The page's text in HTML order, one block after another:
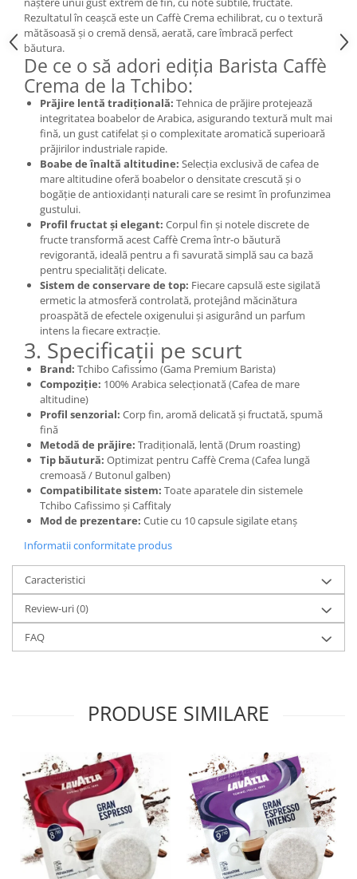
Rezultatul în ceașcă este un Caffè Crema echilibrat, cu o textură
mătăsoasă și o cremă densă, aerată, care îmbracă perfect
băutura.
De ce o să adori ediția Barista Caffè
Crema de la Tchibo:
Prăjire lentă tradițională: Tehnica de prăjire protejează
integritatea boabelor de Arabica, asigurando textură mult mai
fină, un gust catifelat și o complexitate aromatică superioară
prăjirilor industriale rapide.
Boabe de înaltă altitudine: Selecția exclusivă de cafea de
mare altitudine oferă boabelor o densitate crescută și o
bogăție de antioxidanți naturali care se resimt în profunzimea
gustului.
Profil fructat și elegant: Corpul fin și notele discrete de
fructe transformă acest Caffè Crema într-o băutură
revigorantă, ideală pentru a fi savurată simplă sau ca bază
pentru specialități delicate.
Sistem de conservare de top: Fiecare capsulă este sigilată
ermetic la atmosferă controlată, protejând măcinătura
proaspătă de efectele oxigenului și asigurând un parfum
intens la fiecare extracție.
3. Specificații pe scurt
Brand: Tchibo Cafissimo (Gama Premium Barista)
Compoziție: 100% Arabica selecționată (Cafea de mare
altitudine)
Profil senzorial: Corp fin, aromă delicată și fructată, spumă
fină
Metodă de prăjire: Tradițională, lentă (Drum roasting)
Tip băutură: Optimizat pentru Caffè Crema (Cafea lungă
cremoasă / Butonul galben)
Compatibilitate sistem: Toate aparatele din sistemele
Tchibo Cafissimo și Caffitaly
Mod de prezentare: Cutie cu 10 capsule sigilate etanș
Informatii conformitate produs
Caracteristici
Review-uri(0)
FAQ
PRODUSE SIMILARE